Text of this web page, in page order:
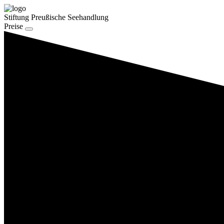
Stiftung Preußische Seehandlung
Preise